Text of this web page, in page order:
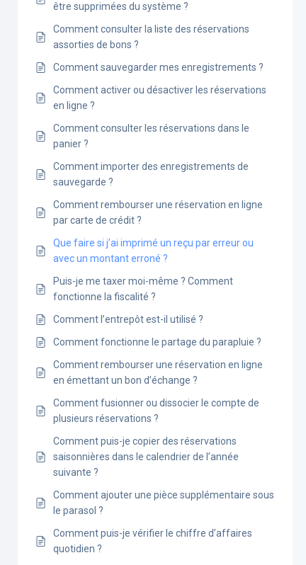
être supprimées du système ?
Comment consulter la liste des réservations
assorties de bons ?
Comment sauvegarder mes enregistrements ?
Comment activer ou désactiver les réservations
en ligne ?
Comment consulter les réservations dans le
panier ?
Comment importer des enregistrements de
sauvegarde ?
Comment rembourser une réservation en ligne
par carte de crédit ?
Que faire si j’ai imprimé un reçu par erreur ou
avec un montant erroné ?
Puis-je me taxer moi-même ? Comment
fonctionne la fiscalité ?
Comment l’entrepôt est-il utilisé ?
Comment fonctionne le partage du parapluie ?
Comment rembourser une réservation en ligne
en émettant un bon d’échange ?
Comment fusionner ou dissocier le compte de
plusieurs réservations ?
Comment puis-je copier des réservations
saisonnières dans le calendrier de l’année
suivante ?
Comment ajouter une pièce supplémentaire sous
le parasol ?
Comment puis-je vérifier le chiffre d’affaires
quotidien ?